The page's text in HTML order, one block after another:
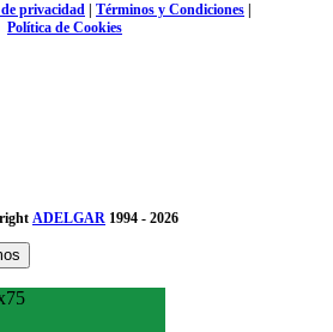
privacidad Términos y Condiciones
Política de Cookies
ADELGAR 1994 - 2026